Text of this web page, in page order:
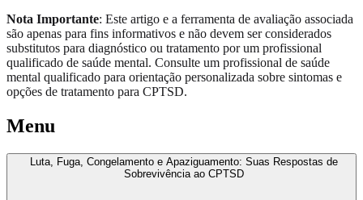
Nota Importante: Este artigo e a ferramenta de avaliação associada
são apenas para fins informativos e não devem ser considerados
substitutos para diagnóstico ou tratamento por um profissional
qualificado de saúde mental. Consulte um profissional de saúde
mental qualificado para orientação personalizada sobre sintomas e
opções de tratamento para CPTSD.
Menu
Luta, Fuga, Congelamento e Apaziguamento: Suas Respostas de
Sobrevivência ao CPTSD